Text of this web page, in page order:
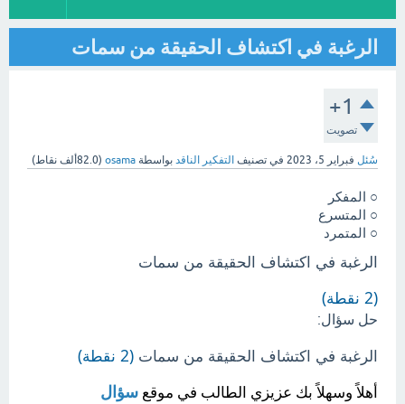
الرغبة في اكتشاف الحقيقة من سمات
+1
تصويت
سُئل فبراير 5، 2023 في تصنيف التفكير الناقد بواسطة osama
(82.0ألف نقاط)
○ المفكر
○ المتسرع
○ المتمرد
الرغبة في اكتشاف الحقيقة من سمات
(2 نقطة)
حل سؤال:
الرغبة في اكتشاف الحقيقة من سمات (2 نقطة)
أهلاً وسهلاً بك عزيزي الطالب في موقع سؤال